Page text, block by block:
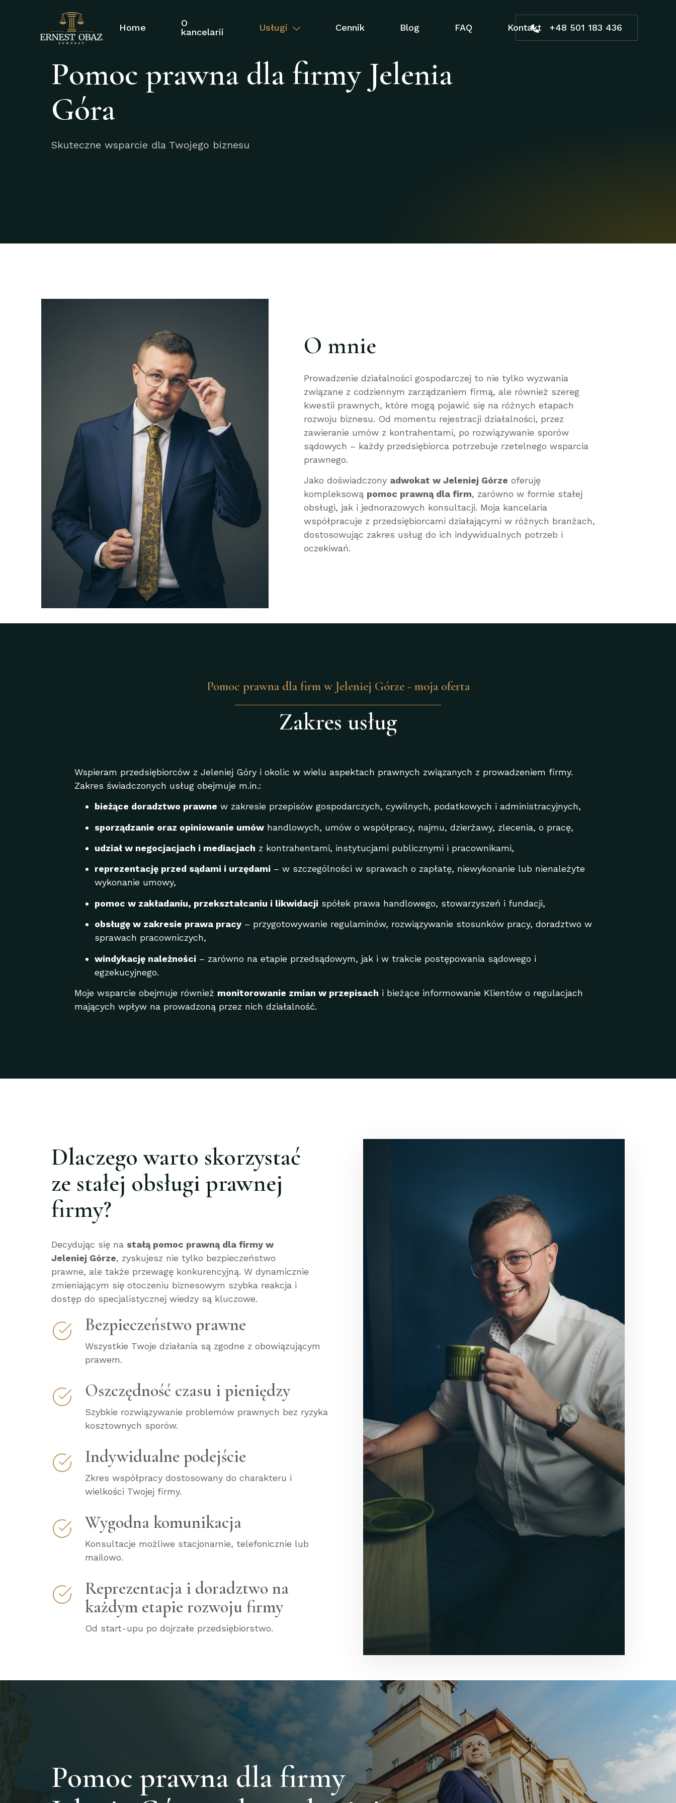
Home
O
kancelarii
Usługi Cennik Blog FAQ Kontakt +48 501 183 436
Pomoc prawna dla firmy Jelenia
Góra
Skuteczne wsparcie dla Twojego biznesu
O mnie
Prowadzenie działalności gospodarczej to nie tylko wyzwania
związane z codziennym zarządzaniem firmą, ale również szereg
kwestii prawnych, które mogą pojawić się na różnych etapach
rozwoju biznesu. Od momentu rejestracji działalności, przez
zawieranie umów z kontrahentami, po rozwiązywanie sporów
sądowych – każdy przedsiębiorca potrzebuje rzetelnego wsparcia
prawnego.
Jako doświadczony adwokat w Jeleniej Górze oferuję
kompleksową pomoc prawną dla firm, zarówno w formie stałej
obsługi, jak i jednorazowych konsultacji. Moja kancelaria
współpracuje z przedsiębiorcami działającymi w różnych branżach,
dostosowując zakres usług do ich indywidualnych potrzeb i
oczekiwań.
Pomoc prawna dla firm w Jeleniej Górze - moja oferta
Zakres usług
Wspieram przedsiębiorców z Jeleniej Góry i okolic w wielu aspektach prawnych związanych z prowadzeniem firmy.
Zakres świadczonych usług obejmuje m.in.:
bieżące doradztwo prawne w zakresie przepisów gospodarczych, cywilnych, podatkowych i administracyjnych,
sporządzanie oraz opiniowanie umówhandlowych, umów o współpracy, najmu, dzierżawy, zlecenia, o pracę,
udział w negocjacjach i mediacjach z kontrahentami, instytucjami publicznymi i pracownikami,
reprezentację przed sądami i urzędami – w szczególności w sprawach o zapłatę, niewykonanie lub nienależyte
wykonanie umowy,
pomoc w zakładaniu, przekształcaniu i likwidacji spółek prawa handlowego, stowarzyszeń i fundacji,
obsługę w zakresie prawa pracy– przygotowywanie regulaminów, rozwiązywanie stosunków pracy, doradztwo w
sprawach pracowniczych,
windykację należności – zarówno na etapie przedsądowym, jak i w trakcie postępowania sądowego i
egzekucyjnego.
Moje wsparcie obejmuje również monitorowanie zmian w przepisach i bieżące informowanie Klientów o regulacjach
mających wpływ na prowadzoną przez nich działalność.
Dlaczego warto skorzystać
ze stałej obsługi prawnej
firmy?
Decydując się na stałą pomoc prawną dla firmy w
Jeleniej Górze, zyskujesz nie tylko bezpieczeństwo
prawne, ale także przewagę konkurencyjną. W dynamicznie
zmieniającym się otoczeniu biznesowym szybka reakcja i
dostęp do specjalistycznej wiedzy są kluczowe.
Bezpieczeństwo prawne
Wszystkie Twoje działania są zgodne z obowiązującym
prawem.
Oszczędność czasu i pieniędzy
Szybkie rozwiązywanie problemów prawnych bez ryzyka
kosztownych sporów.
Indywidualne podejście
Zkres współpracy dostosowany do charakteru i
wielkości Twojej firmy.
Wygodna komunikacja
Konsultacje możliwe stacjonarnie, telefonicznie lub
mailowo.
Reprezentacja i doradztwo na
każdym etapie rozwoju firmy
Od start-upu po dojrzałe przedsiębiorstwo.
Pomoc prawna dla firmy